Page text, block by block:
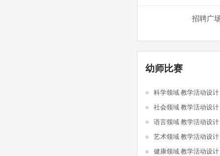
招聘广
幼师比赛
科学领域 教学活动设
社会领域 教学活动设
语言领域 教学活动设
艺术领域 教学活动设
健康领域 教学活动设